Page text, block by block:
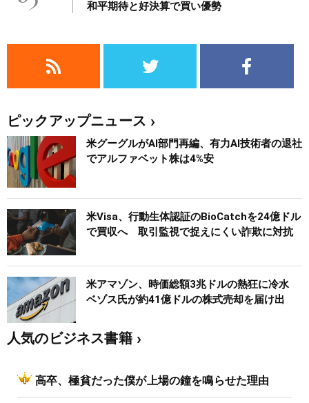
和平期待と好決算で買い優勢
ピックアップニュース
米グーグルがAI部門再編、有力AI技術者の退社
でアルファベット株は4%安
米Visa、行動生体認証のBioCatchを24億ドル
で買収へ 取引監視で捉えにくい詐欺に対抗
米アマゾン、時価総額3兆ドルの熱狂に冷水
ベゾス氏が約41億ドルの株式売却を届け出
人気のビジネス書籍
高卒、極貧だった僕が上場の鐘を鳴らせた理由